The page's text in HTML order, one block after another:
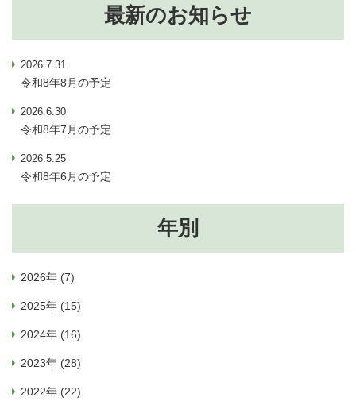
最新のお知らせ
2026.7.31
令和8年8月の予定
2026.6.30
令和8年7月の予定
2026.5.25
令和8年6月の予定
年別
2026年 (7)
2025年 (15)
2024年 (16)
2023年 (28)
2022年 (22)